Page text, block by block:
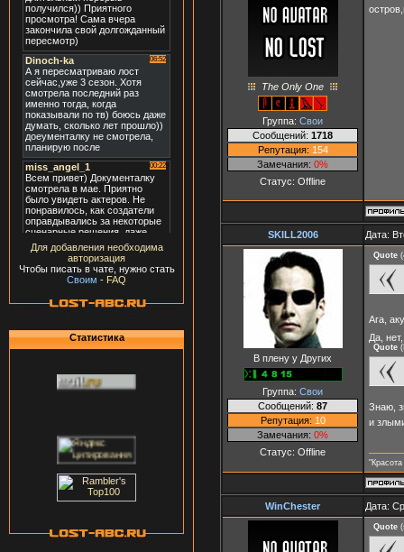
Для добавления необходима
авторизация
Чтобы писать в чате, нужно стать
Своим - FAQ
Статистика
The Only One
Группа: Свои
Сообщений: 1718
Репутация: 154
Замечания: 0%
Статус: Offline
SKILL2006 Дата:
В плену у Других
Группа: Свои
Сообщений: 87
Репутация: 10
Замечания: 0%
Статус: Offline
Quote (
Ага,
Да,
Quote (
Знаю,
и
WinChester Дата:
Quote (